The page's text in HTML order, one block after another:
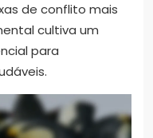
de conflito mais
cultiva um
para